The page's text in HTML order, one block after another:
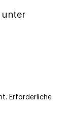
unter
Erforderliche